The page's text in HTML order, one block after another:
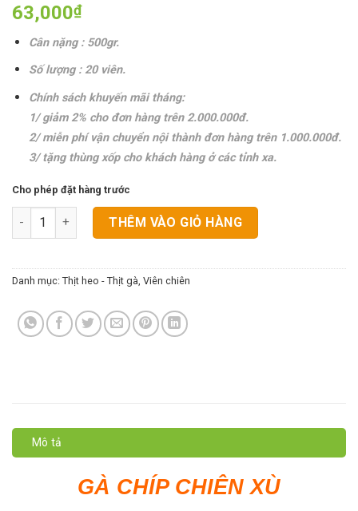
63,000₫
Cân nặng : 500gr.
Số lượng : 20 viên.
Chính sách khuyến mãi tháng:
1/ giảm 2% cho đơn hàng trên 2.000.000đ.
2/ miễn phí vận chuyển nội thành đơn hàng trên 1.000.000đ.
3/ tặng thùng xốp cho khách hàng ở các tỉnh xa.
Cho phép đặt hàng trước
Gà Chíp Chiên Xù số lượngTHÊM VÀO GIỎ HÀNG
Danh mục: Thịt heo - Thịt gà Viên chiên
Mô tả
GÀ CHÍP CHIÊN XÙ